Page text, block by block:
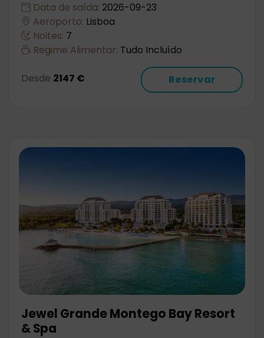
Data de saída: 2026-09-23
Aeroporto: Lisboa
Noites: 7
Regime Alimentar: Tudo Incluído
Desde 2147 € Reservar
Jewel Grande Montego Bay Resort
& Spa